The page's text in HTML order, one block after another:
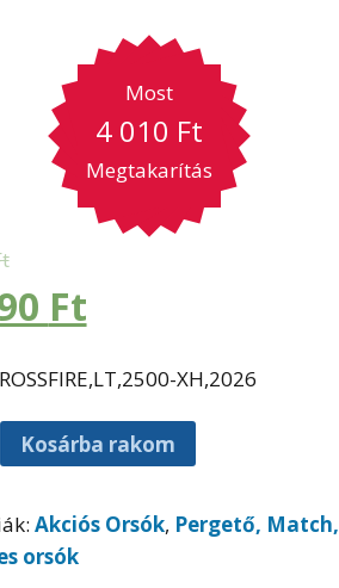
Most
4 010 Ft
Megtakarítás
Ft
XH,2026
Kosárba rakom
Akciós Orsók, Pergető, Match,
orsók